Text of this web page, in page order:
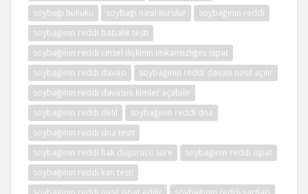
soybağı hukuku
soybağı nasıl kurulur
soybağının reddi
soybağının reddi babalık testi
soybağının reddi cinsel ilişkinin imkansızlığını ispat
soybağının reddi davası
soybağının reddi davası nasıl açılır
soybağının reddi davasını kimler açabilir
soybağının reddi delil
soybağının reddi dna
soybağının reddi dna testi
soybağının reddi hak düşürücü süre
soybağının reddi ispat
soybağının reddi kan testi